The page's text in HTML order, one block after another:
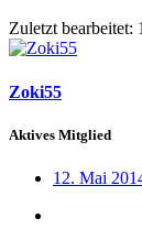
Zuletzt bearbeitet:
Zoki55
Aktives Mitglied
12. Mai